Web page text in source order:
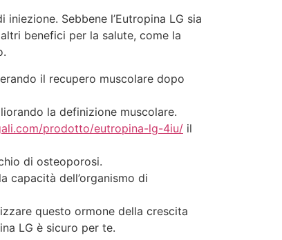
Sebbene l’Eutropina LG sia
benefici per la salute, come la
il recupero muscolare dopo
la definizione muscolare.
prodotto/eutropina-lg-4iu/ il
di osteoporosi.
capacità dell’organismo di
questo ormone della crescita
LG è sicuro per te.